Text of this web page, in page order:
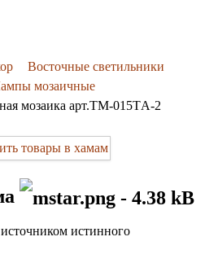
Мозаичные
КОНТАКТЫ
Восточные светильники
мозаичные
мозаика арт.TM-015TА-2
истинного